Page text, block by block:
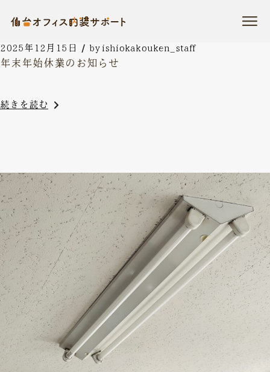
ツ
に
ス
2025年12月15日 by ishiokakouken_staff
年末年始休業のお知らせ
続きを読む